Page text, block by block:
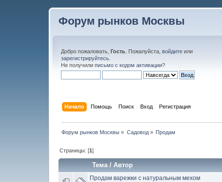
Форум рынков Москвы
Добро пожаловать, Гость . Пожалуйста, войдите или
зарегистрируйтесь
Не получили письмо с кодом активации?
Начало Помощь Поиск Вход Регистрация
Форум рынков Москвы » Садовод» Продам
Страницы: [1]
Тема/Автор
Продам варежки с натуральным мехом